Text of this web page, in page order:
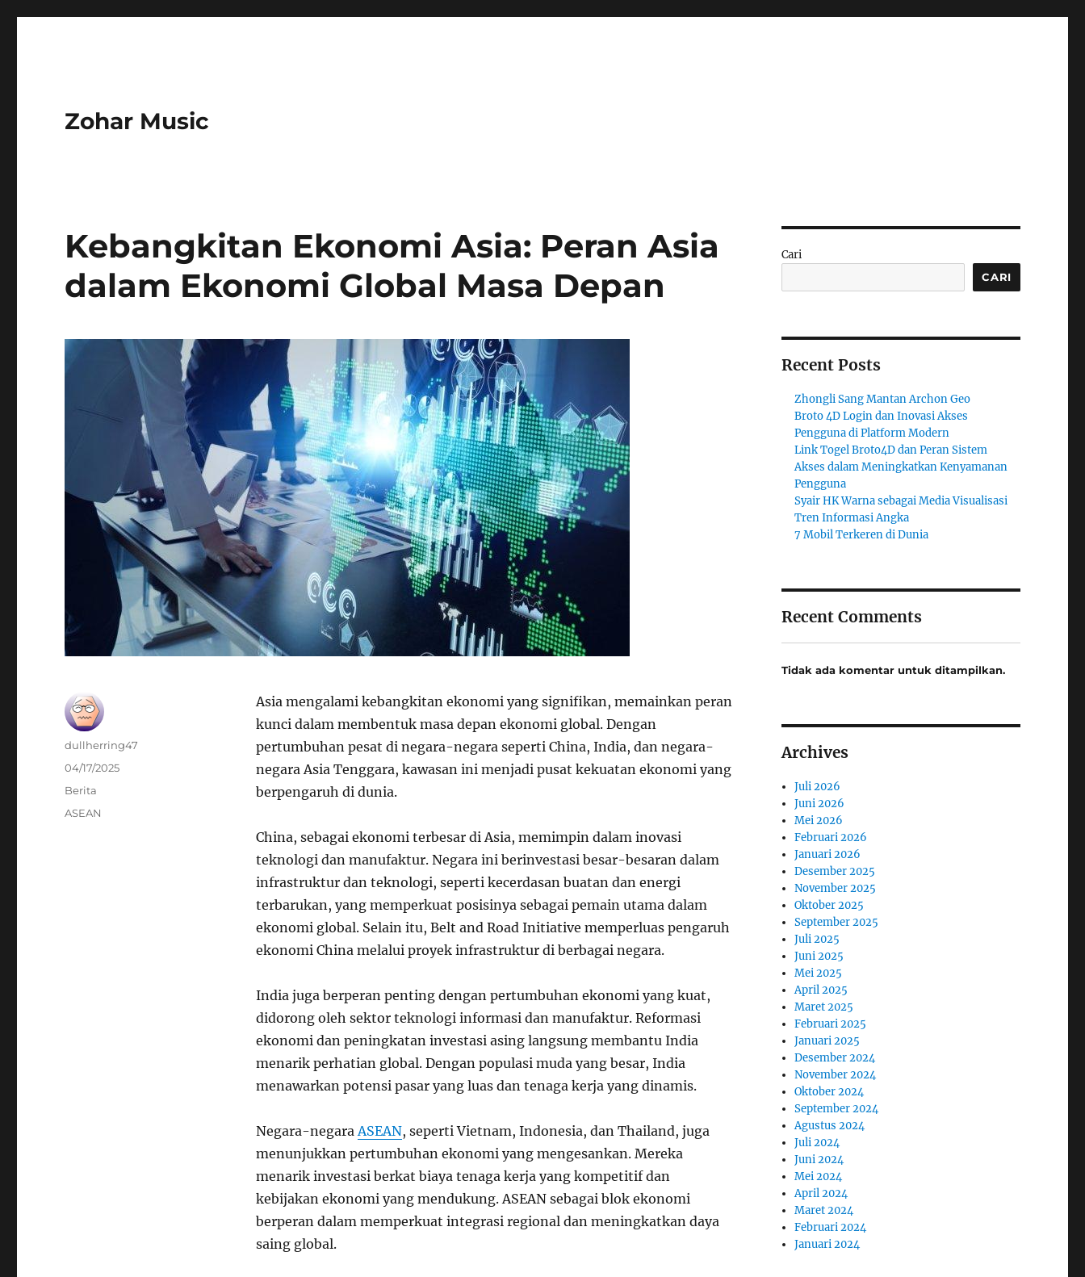
Zohar Music
Kebangkitan Ekonomi Asia: Peran Asia
dalam Ekonomi Global Masa Depan
Asia mengalami kebangkitan ekonomi yang signifikan, memainkan peran
kunci dalam membentuk masa depan ekonomi global. Dengan
pertumbuhan pesat di negara-negara seperti China, India, dan negara-
negara Asia Tenggara, kawasan ini menjadi pusat kekuatan ekonomi yang
berpengaruh di dunia.
China, sebagai ekonomi terbesar di Asia, memimpin dalam inovasi
teknologi dan manufaktur. Negara ini berinvestasi besar-besaran dalam
infrastruktur dan teknologi, seperti kecerdasan buatan dan energi
terbarukan, yang memperkuat posisinya sebagai pemain utama dalam
ekonomi global. Selain itu, Belt and Road Initiative memperluas pengaruh
ekonomi China melalui proyek infrastruktur di berbagai negara.
India juga berperan penting dengan pertumbuhan ekonomi yang kuat,
didorong oleh sektor teknologi informasi dan manufaktur. Reformasi
ekonomi dan peningkatan investasi asing langsung membantu India
menarik perhatian global. Dengan populasi muda yang besar, India
menawarkan potensi pasar yang luas dan tenaga kerja yang dinamis.
Negara-negara ASEAN, seperti Vietnam, Indonesia, dan Thailand, juga
menunjukkan pertumbuhan ekonomi yang mengesankan. Mereka
menarik investasi berkat biaya tenaga kerja yang kompetitif dan
kebijakan ekonomi yang mendukung. ASEAN sebagai blok ekonomi
berperan dalam memperkuat integrasi regional dan meningkatkan daya
saing global.
Author
dullherring47
Posted
04/17/2025
Categories
Berita
Tags
ASEAN
Cari
CARI
Recent Posts
Zhongli Sang Mantan Archon Geo
Broto 4D Login dan Inovasi Akses
Pengguna di Platform Modern
Link Togel Broto4D dan Peran Sistem
Akses dalam Meningkatkan Kenyamanan
Pengguna
Syair HK Warna sebagai Media Visualisasi
Tren Informasi Angka
7 Mobil Terkeren di Dunia
Recent Comments
Tidak ada komentar untuk ditampilkan.
Archives
Juli 2026
Juni 2026
Mei 2026
Februari 2026
Januari 2026
Desember 2025
November 2025
Oktober 2025
September 2025
Juli 2025
Juni 2025
Mei 2025
April 2025
Maret 2025
Februari 2025
Januari 2025
Desember 2024
November 2024
Oktober 2024
September 2024
Agustus 2024
Juli 2024
Juni 2024
Mei 2024
April 2024
Maret 2024
Februari 2024
Januari 2024